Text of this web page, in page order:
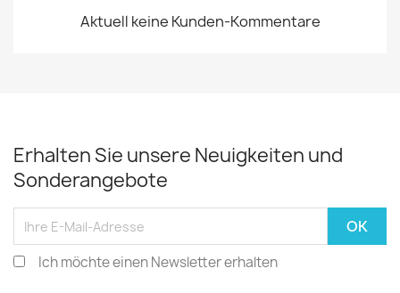
Aktuell keine Kunden-Kommentare
Erhalten Sie unsere Neuigkeiten und
Sonderangebote
Ich möchte einen Newsletter erhalten